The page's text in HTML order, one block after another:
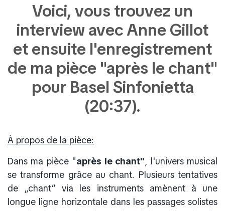
Voici, vous trouvez un
interview avec Anne Gillot
et ensuite l'enregistrement
de ma pièce "après le chant"
pour Basel Sinfonietta
(20:37).
À propos de la pièce:
Dans ma pièce "après le chant", l'univers musical
se transforme grâce au chant. Plusieurs tentatives
de „chant“ via les instruments amènent à une
longue ligne horizontale dans les passages solistes